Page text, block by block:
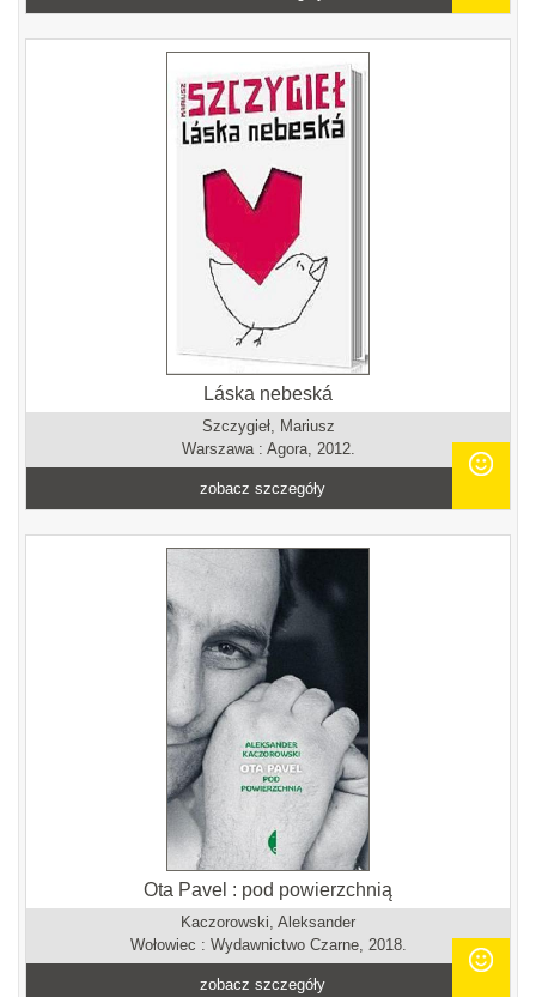
Láska nebeská
Szczygieł, Mariusz
Warszawa : Agora, 2012.
zobacz szczegóły
Ota Pavel : pod powierzchnią
Kaczorowski, Aleksander
Wołowiec : Wydawnictwo Czarne, 2018.
zobacz szczegóły